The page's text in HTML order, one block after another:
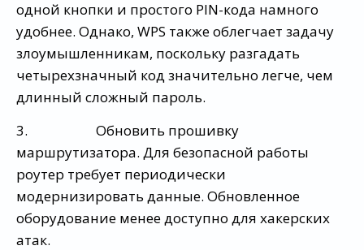
одной кнопки и простого PIN-кода намного
удобнее. Однако, WPS также облегчает задачу
злоумышленникам, поскольку разгадать
четырехзначный код значительно легче, чем
длинный сложный пароль.
3. Обновить прошивку
маршрутизатора. Для безопасной работы
роутер требует периодически
модернизировать данные. Обновленное
оборудование менее доступно для хакерских
атак.